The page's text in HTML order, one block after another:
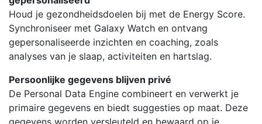
Houd je gezondheidsdoelen bij met de Energy Score.
Synchroniseer met Galaxy Watch en ontvang
gepersonaliseerde inzichten en coaching, zoals
analyses van je slaap, activiteiten en hartslag.
Persoonlijke gegevens blijven privé
De Personal Data Engine combineert en verwerkt je
primaire gegevens en biedt suggesties op maat. Deze